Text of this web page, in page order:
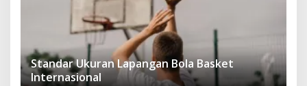
Standar Ukuran Lapangan Bola Basket
Internasional